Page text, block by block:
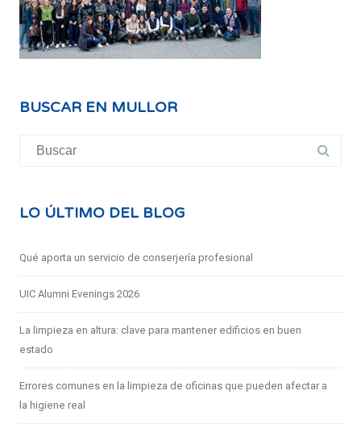
BUSCAR EN MULLOR
LO ÚLTIMO DEL BLOG
Qué aporta un servicio de conserjería profesional
UIC Alumni Evenings 2026
La limpieza en altura: clave para mantener edificios en buen
estado
Errores comunes en la limpieza de oficinas que pueden afectar a
la higiene real